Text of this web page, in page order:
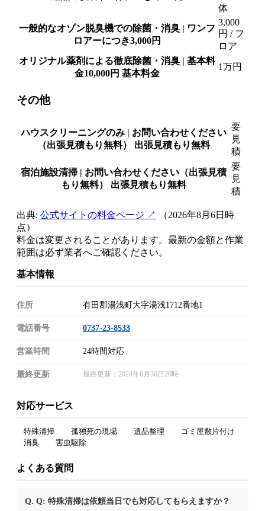
体
一般的なオゾン脱臭機での除菌・消臭 | ワンフ
ロアーにつき3,000円
3,000
円 / フ
ロア
オリジナル薬剤による徹底除菌・消臭 | 基本料
金10,000円 基本料金
1万円
その他
ハウスクリーニングのみ | お問い合わせください
（出張見積もり無料） 出張見積もり無料
要
見
積
宿泊施設清掃 | お問い合わせください（出張見積
もり無料） 出張見積もり無料
要
見
積
出典: 公式サイトの料金ページ ↗
（2026年8月6日時
点）
料金は変更されることがあります。最新の金額と作業
範囲は必ず業者へご確認ください。
基本情報
住所 有田郡湯浅町大字湯浅1712番地1
電話番号 0737-23-8533
営業時間 24時間対応
最終更新 最終更新：2024年6月30日20時
対応サービス
特殊清掃 孤独死の現場 遺品整理
ゴミ屋敷片付け
消臭
害虫駆除
よくある質問
Q. Q: 特殊清掃は依頼当日でも対応してもらえますか？